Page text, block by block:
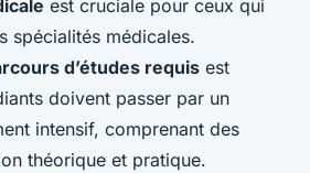
est cruciale pour ceux qui
spécialités médicales.
d’études requis est
doivent passer par un
intensif, comprenant des
théorique et pratique.